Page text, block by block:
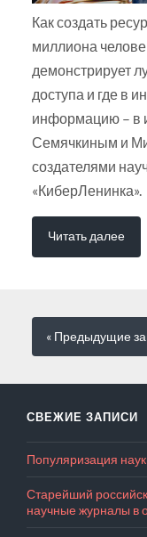
Как создать
миллиона
демонстрирует
доступа и где в
информацию – в
Семячкиным и
создателями
«КиберЛенинка».
Читать далее
« Предыдущие
СВЕЖИЕ ЗАПИСИ
Популяризация
Старейший
научные журналы в